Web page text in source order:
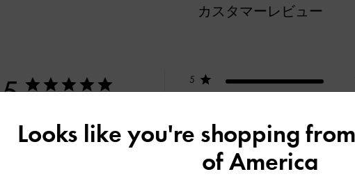
カスタマーレビュー
5 5
2
0
Looks like you're shopping from
of America